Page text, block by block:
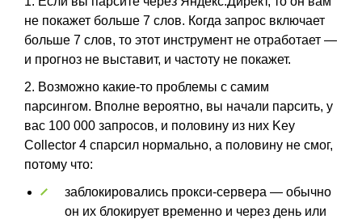
не покажет больше 7 слов. Когда запрос включает
больше 7 слов, то этот инструмент не отработает —
и прогноз не выставит, и частоту не покажет.
2. Возможно какие-то проблемы с самим
парсингом. Вполне вероятно, вы начали парсить, у
вас 100 000 запросов, и половину из них Key
Collector 4 спарсил нормально, а половину не смог,
потому что:
заблокировались прокси-сервера — обычно
он их блокирует временно и через день или